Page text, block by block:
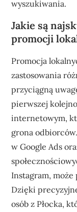
wyszukiwania.
Jakie są
promocji
Promocja
zastosowania
przyciągną
pierwszej
internetowym,
grona
w Google Ads
Instagram,
Dzięki
osób z Płocka,